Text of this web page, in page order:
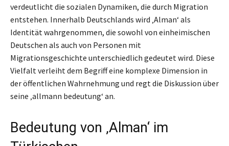
verdeutlicht die sozialen Dynamiken, die durch Migration
entstehen. Innerhalb Deutschlands wird ‚Alman‘ als
Identität wahrgenommen, die sowohl von einheimischen
Deutschen als auch von Personen mit
Migrationsgeschichte unterschiedlich gedeutet wird. Diese
Vielfalt verleiht dem Begriff eine komplexe Dimension in
der öffentlichen Wahrnehmung und regt die Diskussion über
seine ‚allmann bedeutung‘ an.
Bedeutung von ‚Alman‘ im